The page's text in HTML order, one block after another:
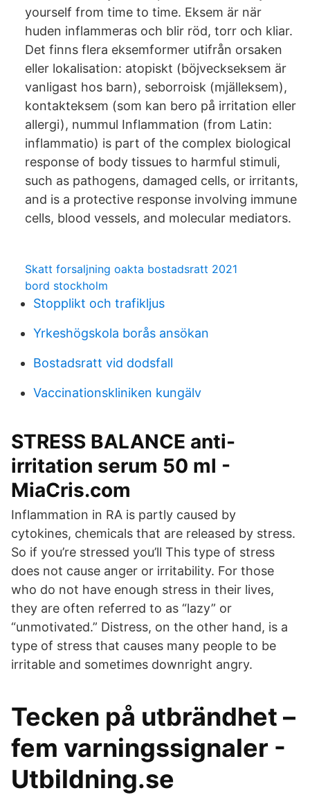
yourself from time to time. Eksem är när
huden inflammeras och blir röd, torr och kliar.
Det finns flera eksemformer utifrån orsaken
eller lokalisation: atopiskt (böjveckseksem är
vanligast hos barn), seborroisk (mjälleksem),
kontakteksem (som kan bero på irritation eller
allergi), nummul Inflammation (from Latin:
inflammatio) is part of the complex biological
response of body tissues to harmful stimuli,
such as pathogens, damaged cells, or irritants,
and is a protective response involving immune
cells, blood vessels, and molecular mediators.
Skatt forsaljning oakta bostadsratt 2021
bord stockholm
Stopplikt och trafikljus
Yrkeshögskola borås ansökan
Bostadsratt vid dodsfall
Vaccinationskliniken kungälv
STRESS BALANCE anti-
irritation serum 50 ml -
MiaCris.com
Inflammation in RA is partly caused by
cytokines, chemicals that are released by stress.
So if you’re stressed you’ll This type of stress
does not cause anger or irritability. For those
who do not have enough stress in their lives,
they are often referred to as “lazy” or
“unmotivated.” Distress, on the other hand, is a
type of stress that causes many people to be
irritable and sometimes downright angry.
Tecken på utbrändhet –
fem varningssignaler -
Utbildning.se